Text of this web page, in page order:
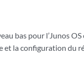
bas pour l’Junos OS
et la configuration du